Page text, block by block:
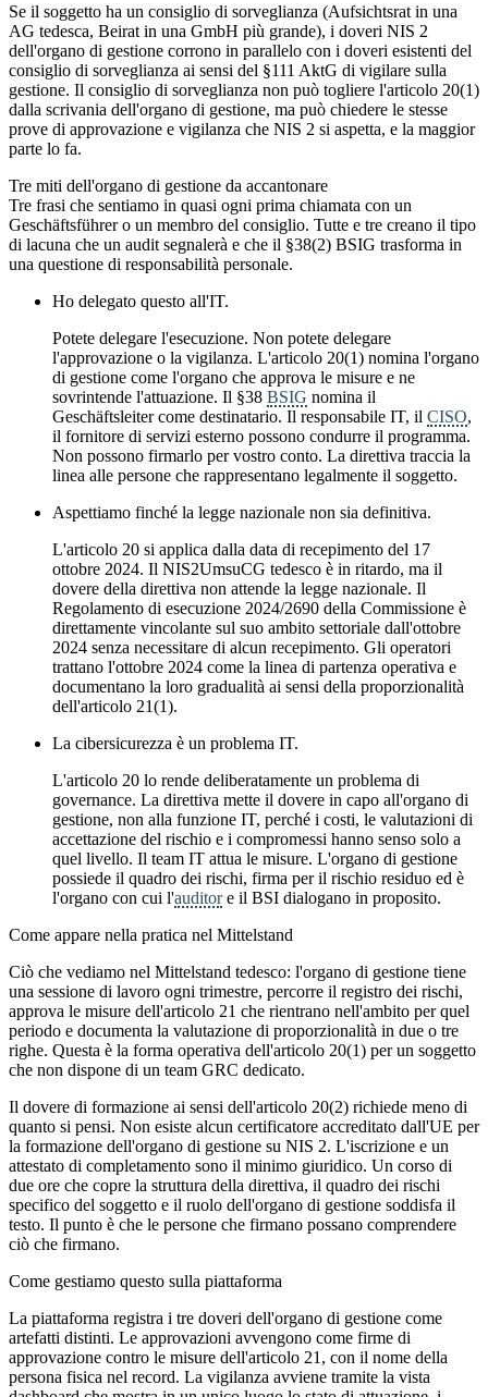
Se il soggetto ha un consiglio di sorveglianza (Aufsichtsrat in una
AG tedesca, Beirat in una GmbH più grande), i doveri NIS 2
dell'organo di gestione corrono in parallelo con i doveri esistenti del
consiglio di sorveglianza ai sensi del §111 AktG di vigilare sulla
gestione. Il consiglio di sorveglianza non può togliere l'articolo 20(1)
dalla scrivania dell'organo di gestione, ma può chiedere le stesse
prove di approvazione e vigilanza che NIS 2 si aspetta, e la maggior
parte lo fa.
Tre miti dell'organo di gestione da accantonare
Tre frasi che sentiamo in quasi ogni prima chiamata con un
Geschäftsführer o un membro del consiglio. Tutte e tre creano il tipo
di lacuna che un audit segnalerà e che il §38(2) BSIG trasforma in
una questione di responsabilità personale.
Ho delegato questo all'IT.
Potete delegare l'esecuzione. Non potete delegare
l'approvazione o la vigilanza. L'articolo 20(1) nomina l'organo
di gestione come l'organo che approva le misure e ne
sovrintende l'attuazione. Il §38 BSIG nomina il
Geschäftsleiter come destinatario. Il responsabile IT, il CISO,
il fornitore di servizi esterno possono condurre il programma.
Non possono firmarlo per vostro conto. La direttiva traccia la
linea alle persone che rappresentano legalmente il soggetto.
Aspettiamo finché la legge nazionale non sia definitiva.
L'articolo 20 si applica dalla data di recepimento del 17
ottobre 2024. Il NIS2UmsuCG tedesco è in ritardo, ma il
dovere della direttiva non attende la legge nazionale. Il
Regolamento di esecuzione 2024/2690 della Commissione è
direttamente vincolante sul suo ambito settoriale dall'ottobre
2024 senza necessitare di alcun recepimento. Gli operatori
trattano l'ottobre 2024 come la linea di partenza operativa e
documentano la loro gradualità ai sensi della proporzionalità
dell'articolo 21(1).
La cibersicurezza è un problema IT.
L'articolo 20 lo rende deliberatamente un problema di
governance. La direttiva mette il dovere in capo all'organo di
gestione, non alla funzione IT, perché i costi, le valutazioni di
accettazione del rischio e i compromessi hanno senso solo a
quel livello. Il team IT attua le misure. L'organo di gestione
possiede il quadro dei rischi, firma per il rischio residuo ed è
l'organo con cui l'auditore il BSI dialogano in proposito.
Come appare nella pratica nel Mittelstand
Ciò che vediamo nel Mittelstand tedesco: l'organo di gestione tiene
una sessione di lavoro ogni trimestre, percorre il registro dei rischi,
approva le misure dell'articolo 21 che rientrano nell'ambito per quel
periodo e documenta la valutazione di proporzionalità in due o tre
righe. Questa è la forma operativa dell'articolo 20(1) per un soggetto
che non dispone di un team GRC dedicato.
Il dovere di formazione ai sensi dell'articolo 20(2) richiede meno di
quanto si pensi. Non esiste alcun certificatore accreditato dall'UE per
la formazione dell'organo di gestione su NIS 2. L'iscrizione e un
attestato di completamento sono il minimo giuridico. Un corso di
due ore che copre la struttura della direttiva, il quadro dei rischi
specifico del soggetto e il ruolo dell'organo di gestione soddisfa il
testo. Il punto è che le persone che firmano possano comprendere
ciò che firmano.
Come gestiamo questo sulla piattaforma
La piattaforma registra i tre doveri dell'organo di gestione come
artefatti distinti. Le approvazioni avvengono come firme di
approvazione contro le misure dell'articolo 21, con il nome della
persona fisica nel record. La vigilanza avviene tramite la vista